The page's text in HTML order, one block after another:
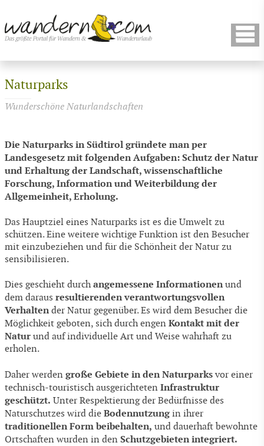
Naturparks
Wunderschöne Naturlandschaften
Die Naturparks in Südtirol gründete man per
Landesgesetz mit folgenden Aufgaben: Schutz der Natur
und Erhaltung der Landschaft, wissenschaftliche
Forschung, Information und Weiterbildung der
Allgemeinheit, Erholung.
Das Hauptziel eines Naturparks ist es die Umwelt zu
schützen. Eine weitere wichtige Funktion ist den Besucher
mit einzubeziehen und für die Schönheit der Natur zu
sensibilisieren.
Dies geschieht durchangemessene Informationen und
dem daraus resultierenden verantwortungsvollen
Verhalten der Natur gegenüber. Es wird dem Besucher die
Möglichkeit geboten, sich durch engen Kontakt mit der
Natur und auf individuelle Art und Weise wahrhaft zu
erholen.
Daher werden große Gebiete in den Naturparksvor einer
technisch-touristisch ausgerichteten Infrastruktur
geschützt. Unter Respektierung der Bedürfnisse des
Naturschutzes wird die Bodennutzungin ihrer
traditionellen Form beibehalten, und dauerhaft bewohnte
Ortschaften wurden in den Schutzgebieten integriert.